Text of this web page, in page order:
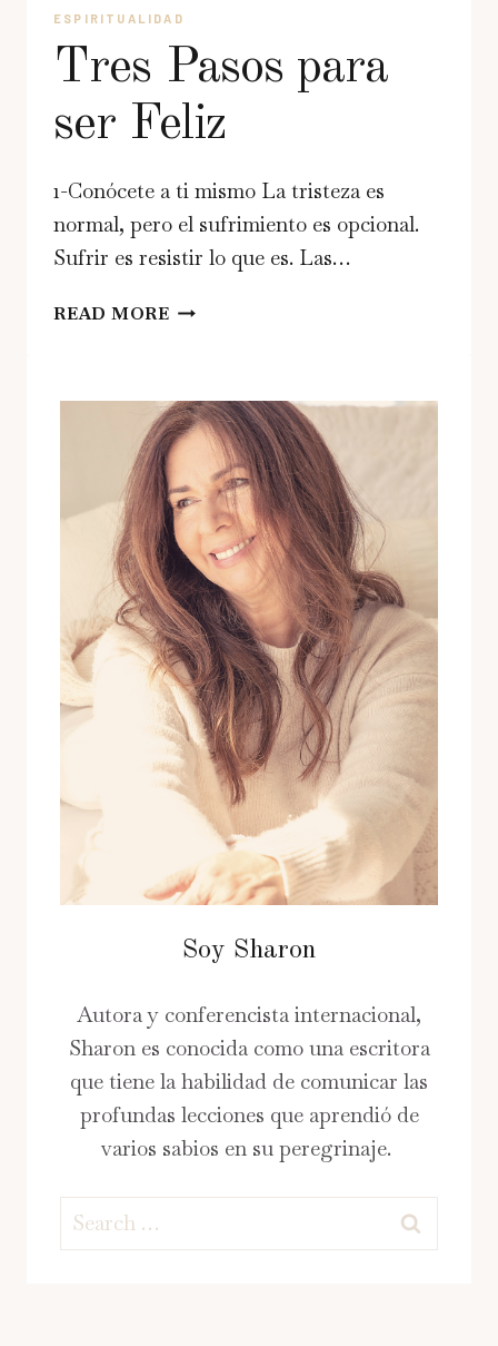
ESPIRITUALIDAD
Tres Pasos para
ser Feliz
1-Conócete a ti mismo La tristeza es
normal, pero el sufrimiento es opcional.
Sufrir es resistir lo que es. Las…
READ MORETRES
FELIZ
Soy Sharon
Autora y conferencista internacional,
Sharon es conocida como una escritora
que tiene la habilidad de comunicar las
profundas lecciones que aprendió de
varios sabios en su peregrinaje.
Search
for: